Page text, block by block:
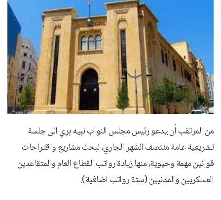
من المرتقب أن يدعو رئيس مجلس النواب نبيه بري الى جلسة
تشريعية عامة منتصف الشهر الجاري، لبحث مشاريع واقتراحات
قوانين مهمة وحيوية، منها زيادة رواتب القطاع العام والمتقاعدين
العسكريين والمدنيين (ستة رواتب اضافية).